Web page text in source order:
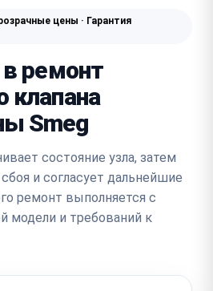
цены · Гарантия
ремонт
клапана
Smeg
состояние узла, затем
и согласует дальнейшие
ремонт выполняется с
модели и требований к